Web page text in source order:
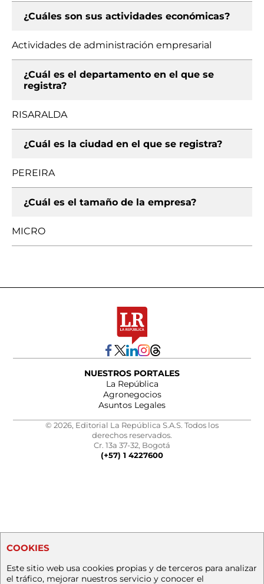
¿Cuáles son sus actividades económicas?
Actividades de administración empresarial
¿Cuál es el departamento en el que se
registra?
RISARALDA
¿Cuál es la ciudad en el que se registra?
PEREIRA
¿Cuál es el tamaño de la empresa?
MICRO
NUESTROS PORTALES
La República
Agronegocios
Asuntos Legales
© 2026, Editorial La República S.A.S. Todos los
derechos reservados.
Cr. 13a 37-32, Bogotá
(+57) 1 4227600
COOKIES
Este sitio web usa cookies propias y de terceros para analizar
el tráfico, mejorar nuestros servicio y conocer el